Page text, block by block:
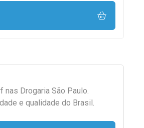
nas Drogaria São Paulo.
e qualidade do Brasil.